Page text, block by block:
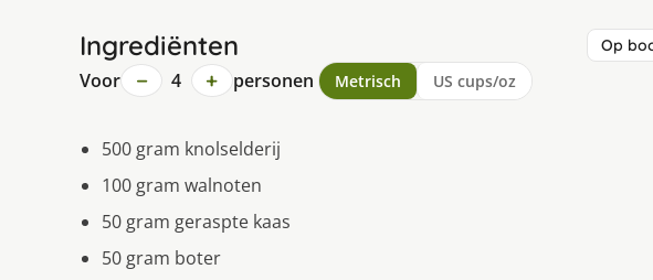
Ingrediënten Op
Voor − 4 + personen Metrisch US cups/oz
500 gram knolselderij
100 gram walnoten
50 gram geraspte kaas
50 gram boter